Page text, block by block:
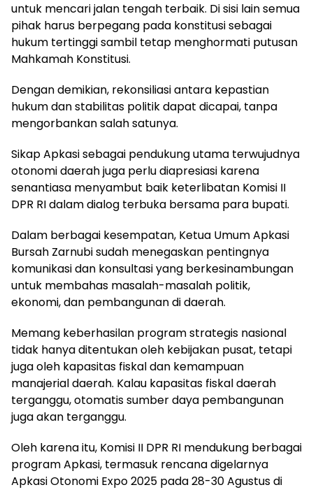
untuk mencari jalan tengah terbaik. Di sisi lain semua
pihak harus berpegang pada konstitusi sebagai
hukum tertinggi sambil tetap menghormati putusan
Mahkamah Konstitusi.
Dengan demikian, rekonsiliasi antara kepastian
hukum dan stabilitas politik dapat dicapai, tanpa
mengorbankan salah satunya.
Sikap Apkasi sebagai pendukung utama terwujudnya
otonomi daerah juga perlu diapresiasi karena
senantiasa menyambut baik keterlibatan Komisi II
DPR RI dalam dialog terbuka bersama para bupati.
Dalam berbagai kesempatan, Ketua Umum Apkasi
Bursah Zarnubi sudah menegaskan pentingnya
komunikasi dan konsultasi yang berkesinambungan
untuk membahas masalah-masalah politik,
ekonomi, dan pembangunan di daerah.
Memang keberhasilan program strategis nasional
tidak hanya ditentukan oleh kebijakan pusat, tetapi
juga oleh kapasitas fiskal dan kemampuan
manajerial daerah. Kalau kapasitas fiskal daerah
terganggu, otomatis sumber daya pembangunan
juga akan terganggu.
Oleh karena itu, Komisi II DPR RI mendukung berbagai
program Apkasi, termasuk rencana digelarnya
Apkasi Otonomi Expo 2025 pada 28-30 Agustus di